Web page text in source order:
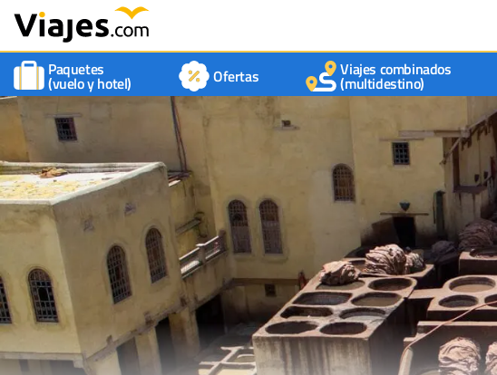
Paquetes
(vuelo y hotel) Ofertas Viajes combinados
(multidestino)